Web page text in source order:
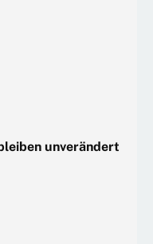
unverändert